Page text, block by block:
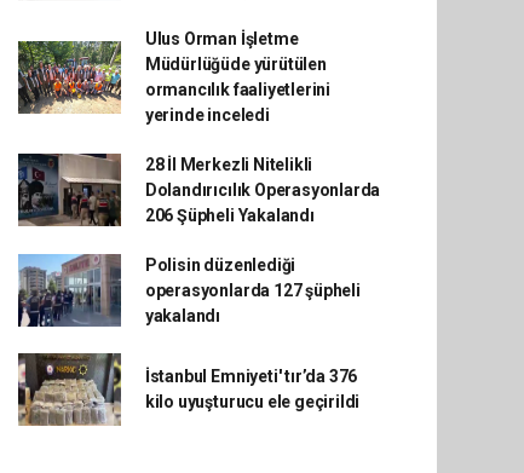
Ulus Orman İşletme
Müdürlüğüde yürütülen
ormancılık faaliyetlerini
yerinde inceledi
28 İl Merkezli Nitelikli
Dolandırıcılık Operasyonlarda
206 Şüpheli Yakalandı
Polisin düzenlediği
operasyonlarda 127 şüpheli
yakalandı
İstanbul Emniyeti' tır’da 376
kilo uyuşturucu ele geçirildi